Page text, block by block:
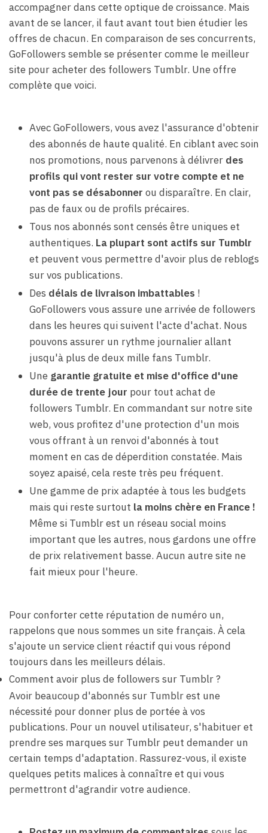
accompagner dans cette optique de croissance. Mais
avant de se lancer, il faut avant tout bien étudier les
offres de chacun. En comparaison de ses concurrents,
GoFollowers semble se présenter comme le meilleur
site pour acheter des followers Tumblr. Une offre
complète que voici.
Avec GoFollowers, vous avez l'assurance d'obtenir
des abonnés de haute qualité. En ciblant avec soin
nos promotions, nous parvenons à délivrer des
profils qui vont rester sur votre compte et ne
vont pas se désabonner ou disparaître. En clair,
pas de faux ou de profils précaires.
Tous nos abonnés sont censés être uniques et
authentiques. La plupart sont actifs sur Tumblr
et peuvent vous permettre d'avoir plus de reblogs
sur vos publications.
Des délais de livraison imbattables !
GoFollowers vous assure une arrivée de followers
dans les heures qui suivent l'acte d'achat. Nous
pouvons assurer un rythme journalier allant
jusqu'à plus de deux mille fans Tumblr.
Une garantie gratuite et mise d'office d'une
durée de trente jour pour tout achat de
followers Tumblr. En commandant sur notre site
web, vous profitez d'une protection d'un mois
vous offrant à un renvoi d'abonnés à tout
moment en cas de déperdition constatée. Mais
soyez apaisé, cela reste très peu fréquent.
Une gamme de prix adaptée à tous les budgets
mais qui reste surtout la moins chère en France !
Même si Tumblr est un réseau social moins
important que les autres, nous gardons une offre
de prix relativement basse. Aucun autre site ne
fait mieux pour l'heure.
Pour conforter cette réputation de numéro un,
rappelons que nous sommes un site français. À cela
s'ajoute un service client réactif qui vous répond
toujours dans les meilleurs délais.
Comment avoir plus de followers sur Tumblr ?
Avoir beaucoup d'abonnés sur Tumblr est une
nécessité pour donner plus de portée à vos
publications. Pour un nouvel utilisateur, s'habituer et
prendre ses marques sur Tumblr peut demander un
certain temps d'adaptation. Rassurez-vous, il existe
quelques petits malices à connaître et qui vous
permettront d'agrandir votre audience.